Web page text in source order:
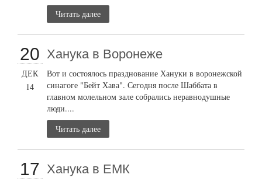
Читать далее
20
ДЕК
14
Ханука в Воронеже
Вот и состоялось празднование Хануки в воронежской
синагоге "Бейт Хава". Сегодня после Шаббата в
главном молельном зале собрались неравнодушные
люди....
Читать далее
17 Ханука в ЕМК